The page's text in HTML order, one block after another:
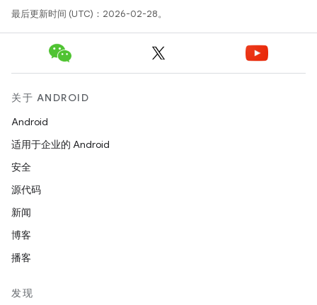
最后更新时间 (UTC)：2026-02-28。
关于 ANDROID
Android
适用于企业的 Android
安全
源代码
新闻
博客
播客
发现